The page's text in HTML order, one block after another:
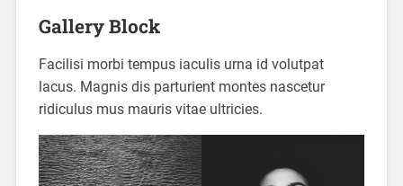
Gallery Block
Facilisi morbi tempus iaculis urna id volutpat
lacus. Magnis dis parturient montes nascetur
ridiculus mus mauris vitae ultricies.